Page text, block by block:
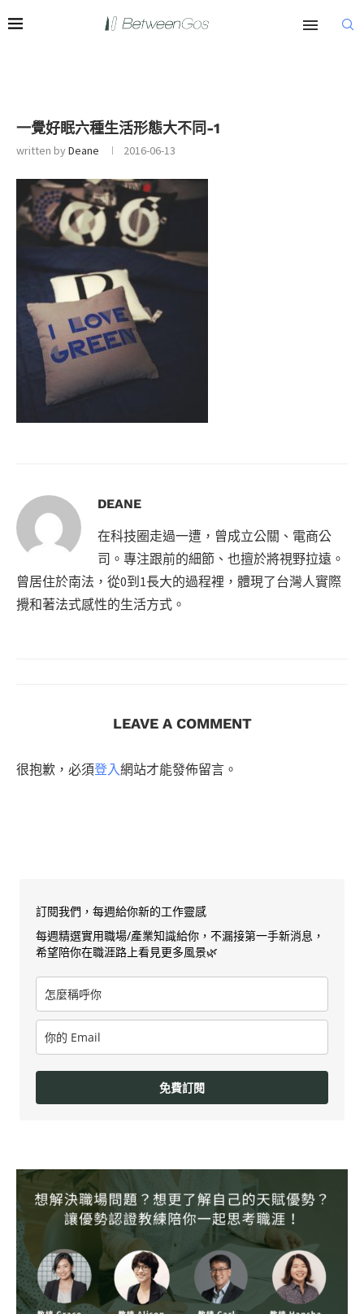
一覺好眠六種生活形態大不同-1
written byDeane 2016-06-13
DEANE
在科技圈走過一遭，曾成立公關、電商公
司。專注跟前的細節、也擅於將視野拉遠。
曾居住於南法，從0到1長大的過程裡，體現了台灣人實際
攪和著法式感性的生活方式。
LEAVE A COMMENT
很抱歉，必須登入網站才能發佈留言。
訂閱我們，每週給你新的工作靈感
每週精選實用職場/產業知識給你，不漏接第一手新消息，
希望陪你在職涯路上看見更多風景🌿
免費訂閱